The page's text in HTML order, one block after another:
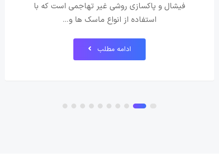
فیشال و پاکسازی روشی غیر تهاجمی است که با
استفاده از انواع ماسک ها و…
ادامه مطلب